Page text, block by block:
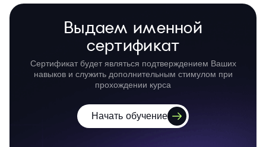
Выдаем именной
сертификат
Сертификат будет являться подтверждением Ваших
навыков и служить дополнительным стимулом при
прохождении курса
Начать обучение